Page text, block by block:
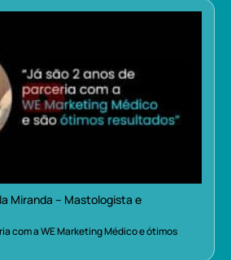
Miranda – Mastologista e
com a WE Marketing Médico e ótimos